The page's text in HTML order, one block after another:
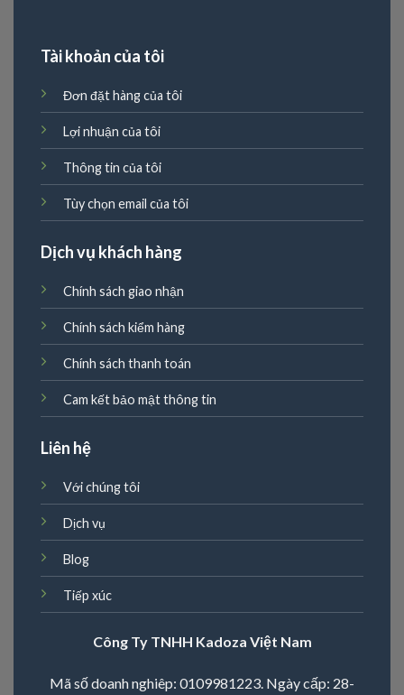
Tài khoản của tôi
Đơn đặt hàng của tôi
Lợi nhuận của tôi
Thông tin của tôi
Tùy chọn email của tôi
Dịch vụ khách hàng
Chính sách giao nhận
Chính sách kiểm hàng
Chính sách thanh toán
Cam kết bảo mật thông tin
Liên hệ
Với chúng tôi
Dịch vụ
Blog
Tiếp xúc
Công Ty TNHH Kadoza Việt Nam
Mã số doanh nghiêp: 0109981223. Ngày cấp: 28-